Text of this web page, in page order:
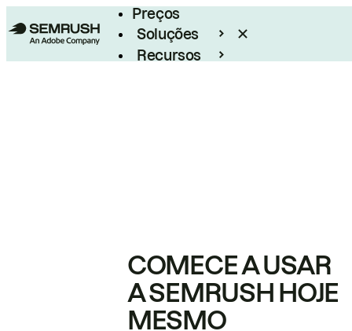
Preços
Soluções
Recursos
COMECE A USAR
A SEMRUSH HOJE
MESMO